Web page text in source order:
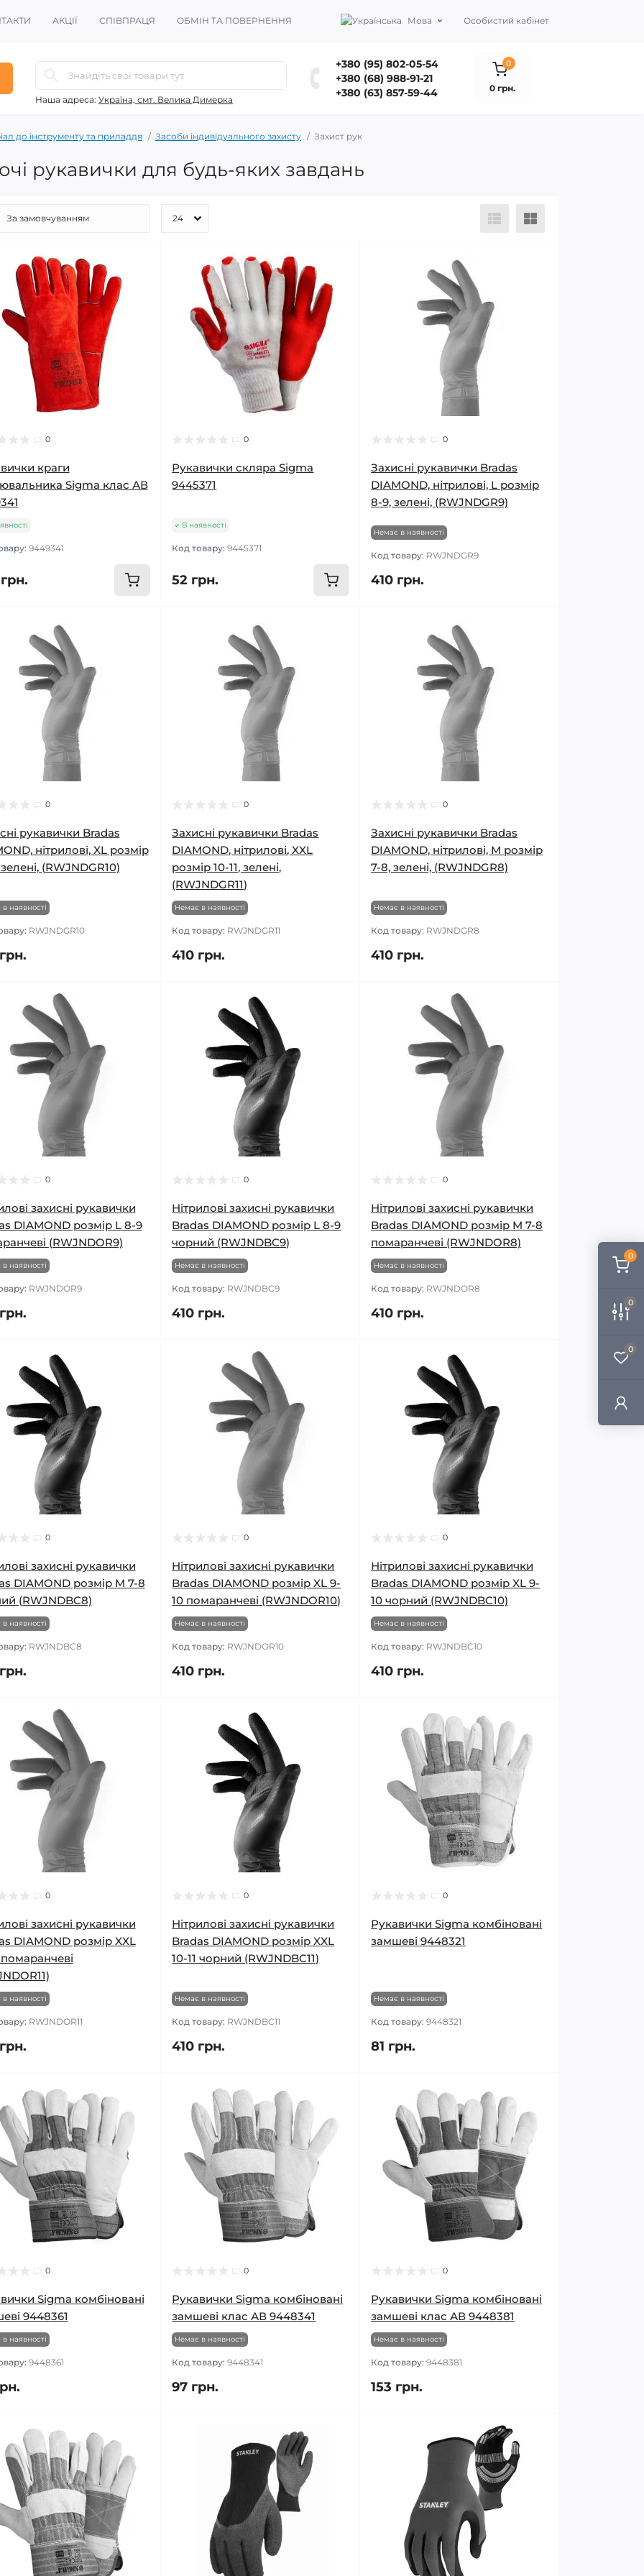
0
0
0
АКЦІЇ СПІВПРАЦЯ ОБМІН ТА ПОВЕРНЕННЯ Мова Особистий кабінет
Наша адреса: Україна, смт. Велика Димерка
+380 (95) 802-05-54
+380 (68) 988-91-21
+380 (63) 857-59-44
0
0 грн.
до інструменту та приладдя Засоби індивідуального захисту Захист рук
рукавички для будь-яких завдань
0
краги
Sigma клас АВ
9449341
0
Рукавички скляра Sigma
9445371
В наявності
Код товару:9445371
52 грн.
0
Захисні рукавички Bradas
DIAMOND, нітрилові, L розмір
8-9, зелені, (RWJNDGR9)
Немає в наявності
Код товару: RWJNDGR9
410 грн.
0
рукавички Bradas
нітрилові, XL розмір
(RWJNDGR10)
наявності
RWJNDGR10
0
Захисні рукавички Bradas
DIAMOND, нітрилові, XXL
розмір 10-11, зелені,
(RWJNDGR11)
Немає в наявності
Код товару: RWJNDGR11
410 грн.
0
Захисні рукавички Bradas
DIAMOND, нітрилові, M розмір
7-8, зелені, (RWJNDGR8)
Немає в наявності
Код товару: RWJNDGR8
410 грн.
0
захисні рукавички
DIAMOND розмір L 8-9
(RWJNDOR9)
наявності
RWJNDOR9
0
Нітрилові захисні рукавички
Bradas DIAMOND розмір L 8-9
чорний (RWJNDBC9)
Немає в наявності
Код товару: RWJNDBC9
410 грн.
0
Нітрилові захисні рукавички
Bradas DIAMOND розмір M 7-8
помаранчеві (RWJNDOR8)
Немає в наявності
Код товару: RWJNDOR8
410 грн.
0
захисні рукавички
DIAMOND розмір M 7-8
(RWJNDBC8)
наявності
RWJNDBC8
0
Нітрилові захисні рукавички
Bradas DIAMOND розмір XL 9-
10 помаранчеві (RWJNDOR10)
Немає в наявності
Код товару: RWJNDOR10
410 грн.
0
Нітрилові захисні рукавички
Bradas DIAMOND розмір XL 9-
10 чорний (RWJNDBC10)
Немає в наявності
Код товару: RWJNDBC10
410 грн.
0
захисні рукавички
DIAMOND розмір XXL
помаранчеві
наявності
RWJNDOR11
0
Нітрилові захисні рукавички
Bradas DIAMOND розмір XXL
10-11 чорний (RWJNDBC11)
Немає в наявності
Код товару: RWJNDBC11
410 грн.
0
Рукавички Sigma комбіновані
замшеві 9448321
Немає в наявності
Код товару:9448321
81 грн.
0
Sigma комбіновані
9448361
наявності
9448361
0
Рукавички Sigma комбіновані
замшеві клас АВ 9448341
Немає в наявності
Код товару:9448341
97 грн.
0
Рукавички Sigma комбіновані
замшеві клас АВ 9448381
Немає в наявності
Код товару:9448381
153 грн.